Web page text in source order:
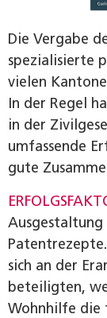
Die Vergabe
spezialisierte
vielen
In der Regel
in der
umfassende
gute
sich an der
beteiligten,
Wohnhilfe die